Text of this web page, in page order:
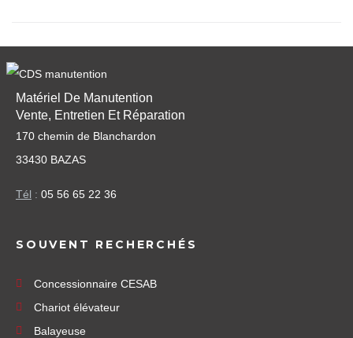
Matériel De Manutention
Vente, Entretien Et Réparation
170 chemin de Blanchardon
33430 BAZAS
Tél : 05 56 65 22 36
SOUVENT RECHERCHÉS
Concessionnaire CESAB
Chariot élévateur
Balayeuse